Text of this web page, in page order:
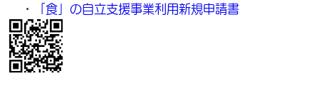
・ 「食」の自立支援事業利用新規申請書